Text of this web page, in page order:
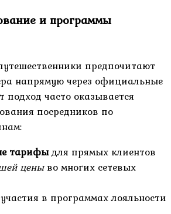
и программы
предпочитают
напрямую через официальные
подход часто оказывается
посредников по
тарифыдля прямых клиентов
ценыво многих сетевых
в программах лояльности